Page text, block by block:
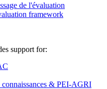
de l'évaluation
framework
support for:
connaissances & PEI-AGRI